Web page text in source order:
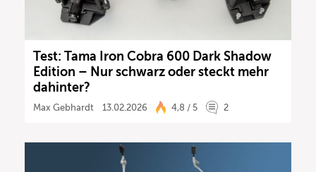
Test: Tama Iron Cobra 600 Dark Shadow
Edition – Nur schwarz oder steckt mehr
dahinter?
Max Gebhardt 13.02.2026 4,8 / 5 2